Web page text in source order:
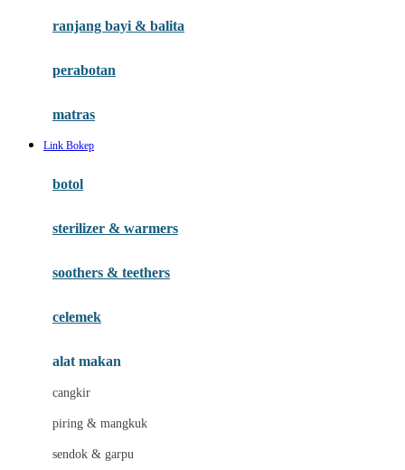
Haenim
Hauck
Havaianas
Hybrid
I
Inlacta DHA
Ivenet
ranjang bayi & balita
perabotan
matras
Link Bokep
botol
sterilizer & warmers
soothers & teethers
celemek
alat makan
cangkir
piring & mangkuk
sendok & garpu